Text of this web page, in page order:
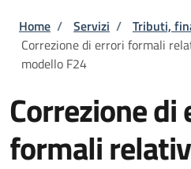
Briciole di pane
Home / Servizi / Tributi,
Correzione di errori formali
modello F24
Correzione di
formali